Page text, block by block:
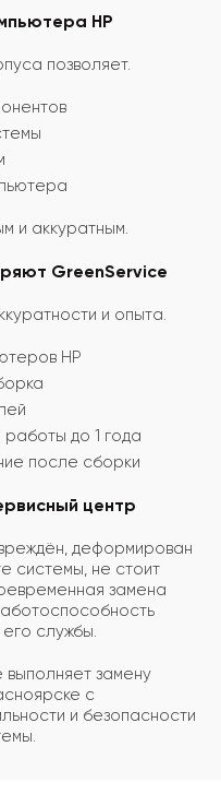
HP
позволяет.
и аккуратным.
GreenService
и опыта.
HP
до 1 года
после сборки
центр
деформирован
системы, не стоит
замена
службы.
замену
с
и безопасности